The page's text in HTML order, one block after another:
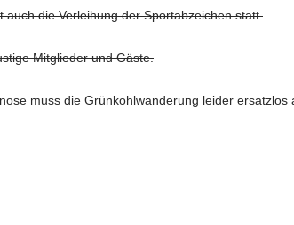
die Verleihung der Sportabzeichen statt.
Mitglieder und Gäste.
muss die Grünkohlwanderung leider ersatzlos